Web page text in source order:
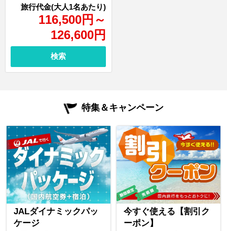
116,500円 ～
126,600円
検索
特集＆キャンペーン
JALダイナミックパッ
ケージ
今すぐ使える【割引ク
ーポン】